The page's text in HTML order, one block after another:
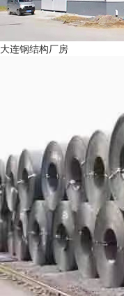
大连钢结构厂房